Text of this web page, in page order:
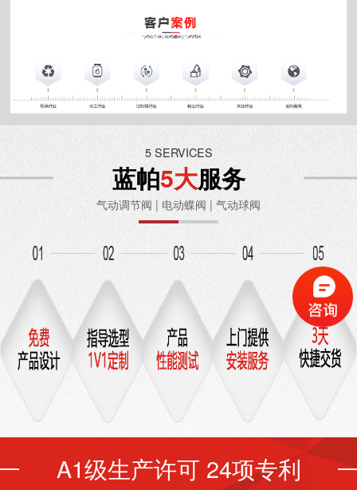
5 SERVICES
蓝帕5大服务
气动调节阀 | 电动蝶阀 | 气动球阀
A1级生产许可 24项专利